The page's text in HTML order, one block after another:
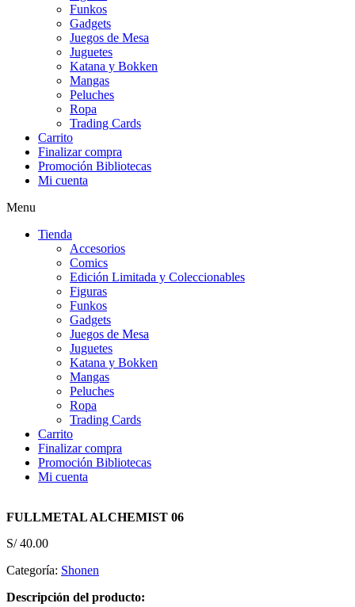
Funkos
Gadgets
Juegos de Mesa
Juguetes
Katana y Bokken
Mangas
Peluches
Ropa
Trading Cards
Carrito
Finalizar compra
Promoción Bibliotecas
Mi cuenta
Menu
Tienda
Accesorios
Comics
Edición Limitada y Coleccionables
Figuras
Funkos
Gadgets
Juegos de Mesa
Juguetes
Katana y Bokken
Mangas
Peluches
Ropa
Trading Cards
Carrito
Finalizar compra
Promoción Bibliotecas
Mi cuenta
FULLMETAL ALCHEMIST 06
S/40.00
Categoría: Shonen
Descripción del producto: